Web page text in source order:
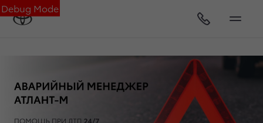
Debug Mode